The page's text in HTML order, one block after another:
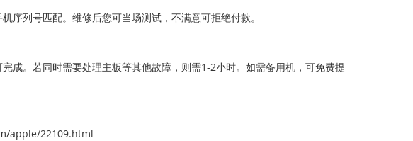
序列号匹配。维修后您可当场测试，不满意可拒绝付款。
成。若同时需要处理主板等其他故障，则需1-2小时。如需备用机，可免费提
apple/22109.html